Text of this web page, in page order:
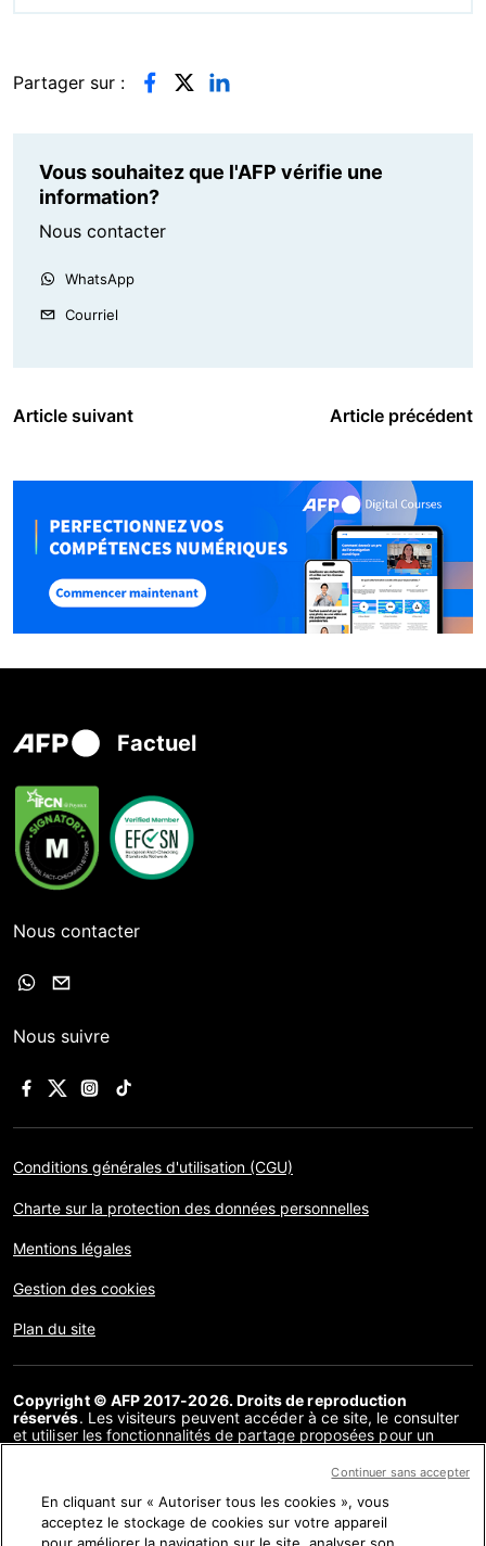
Partager sur :
Vous souhaitez que l'AFP vérifie une
information?
Nous contacter
WhatsApp
Courriel
Article suivant Article précédent
Factuel
Nous contacter
Nous suivre
Conditions générales d'utilisation (CGU)
Charte sur la protection des données personnelles
Mentions légales
Gestion des cookies
Plan du site
Copyright © AFP 2017-2026. Droits de reproduction
réservés. Les visiteurs peuvent accéder à ce site, le consulter
et utiliser les fonctionnalités de partage proposées pour un
communication au public, distribution de tout ou partie du
soit, sans licence spécifique signée avec l’AFP, est interdite. Les
éléments analysés dans le cadre de chaque factuel sont
présentés ou font l’objet de liens dans la mesure nécessaire à la
En cliquant sur « Autoriser tous les cookies », vous
acceptez le stockage de cookies sur votre appareil
Continuer sans accepter